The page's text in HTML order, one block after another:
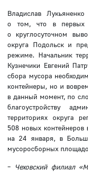
Владислав
о том, что в первых
о круглосуточном
округа Подольск и
режиме. Началь­ник
Кузнечики Евгений
сбора мусора
контейнеры, но и
в данный момент, по
благоустройству
территориях округа
508 новых
на 24 января, в
мусоросборных
– Чеховский филиал